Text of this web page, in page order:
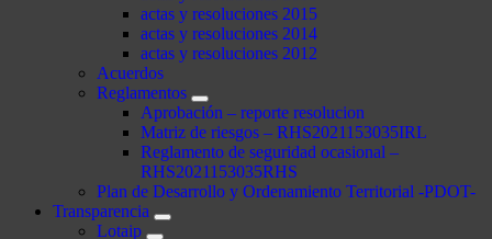
actas y resoluciones 2015
actas y resoluciones 2014
actas y resoluciones 2012
Acuerdos
Reglamentos
Aprobación – reporte resolucion
Matriz de riesgos – RHS2021153035IRL
Reglamento de seguridad ocasional –
RHS2021153035RHS
Plan de Desarrollo y Ordenamiento Territorial -PDOT-
Transparencia
Lotaip